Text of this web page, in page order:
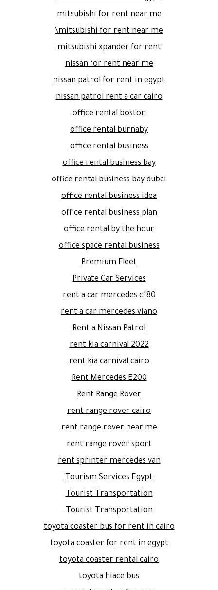
mitsubishi for rent near me
mitsubishi for rent near me\
mitsubishi xpander for rent
nissan for rent near me
nissan patrol for rent in egypt
nissan patrol rent a car cairo
office rental boston
office rental burnaby
office rental business
office rental business bay
office rental business bay dubai
office rental business idea
office rental business plan
office rental by the hour
office space rental business
Premium Fleet
Private Car Services
rent a car mercedes c180
rent a car mercedes viano
Rent a Nissan Patrol
rent kia carnival 2022
rent kia carnival cairo
Rent Mercedes E200
Rent Range Rover
rent range rover cairo
rent range rover near me
rent range rover sport
rent sprinter mercedes van
Tourism Services Egypt
Tourist Transportation
Tourist Transportation
toyota coaster bus for rent in cairo
toyota coaster for rent in egypt
toyota coaster rental cairo
toyota hiace bus